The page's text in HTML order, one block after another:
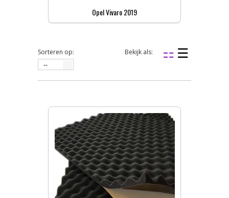
Opel Vivaro 2019
Sorteren op:
--
Bekijk als: